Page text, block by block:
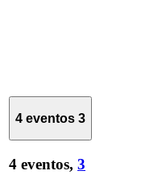
4 eventos 3
4 eventos, 3